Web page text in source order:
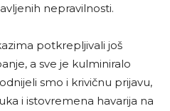
nepravilnosti.
potkrepljivali još
a sve je kulminiralo
smo i krivičnu prijavu,
i istovremena havarija na